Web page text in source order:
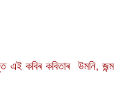
এই কবিৰ কবিতাৰ উমনি, জন্ম